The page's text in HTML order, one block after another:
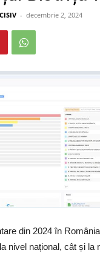
- decembrie 2, 2024
din 2024 în
nivel național, cât și la